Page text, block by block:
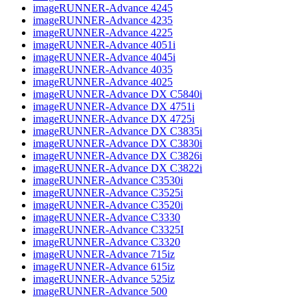
imageRUNNER-Advance 4245
imageRUNNER-Advance 4235
imageRUNNER-Advance 4225
imageRUNNER-Advance 4051i
imageRUNNER-Advance 4045i
imageRUNNER-Advance 4035
imageRUNNER-Advance 4025
imageRUNNER-Advance DX C5840i
imageRUNNER-Advance DX 4751i
imageRUNNER-Advance DX 4725i
imageRUNNER-Advance DX C3835i
imageRUNNER-Advance DX C3830i
imageRUNNER-Advance DX C3826i
imageRUNNER-Advance DX C3822i
imageRUNNER-Advance C3530i
imageRUNNER-Advance C3525i
imageRUNNER-Advance C3520i
imageRUNNER-Advance C3330
imageRUNNER-Advance C3325I
imageRUNNER-Advance C3320
imageRUNNER-Advance 715iz
imageRUNNER-Advance 615iz
imageRUNNER-Advance 525iz
imageRUNNER-Advance 500